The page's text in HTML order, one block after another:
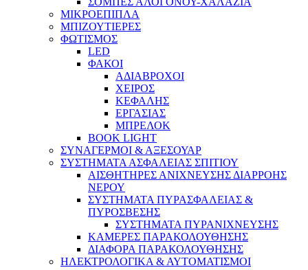
ΜΙΚΡΟΕΠΙΠΛΑ
ΜΠΙΖΟΥΤΙΕΡΕΣ
ΦΩΤΙΣΜΟΣ
LED
ΦΑΚΟΙ
ΑΔΙΑΒΡΟΧΟΙ
ΧΕΙΡΟΣ
ΚΕΦΑΛΗΣ
ΕΡΓΑΣΙΑΣ
ΜΠΡΕΛΟΚ
BOOK LIGHT
ΣΥΝΑΓΕΡΜΟΙ & ΑΞΕΣΟΥΑΡ
ΣΥΣΤΗΜΑΤΑ ΑΣΦΑΛΕΙΑΣ ΣΠΙΤΙΟΥ
ΑΙΣΘΗΤΗΡΕΣ ΑΝΙΧΝΕΥΣΗΣ ΔΙΑΡΡΟΗΣ
ΝΕΡΟΥ
ΣΥΣΤΗΜΑΤΑ ΠΥΡΑΣΦΑΛΕΙΑΣ &
ΠΥΡΟΣΒΕΣΗΣ
ΣΥΣΤΗΜΑΤΑ ΠΥΡΑΝΙΧΝΕΥΣΗΣ
ΚΑΜΕΡΕΣ ΠΑΡΑΚΟΛΟΥΘΗΣΗΣ
ΔΙΑΦΟΡΑ ΠΑΡΑΚΟΛΟΥΘΗΣΗΣ
ΗΛΕΚΤΡΟΛΟΓΙΚΑ & ΑΥΤΟΜΑΤΙΣΜΟΙ